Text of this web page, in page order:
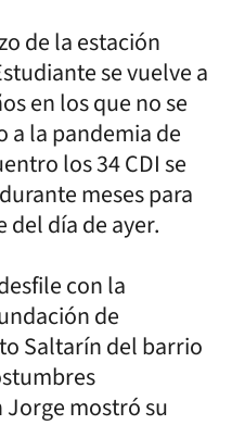
de la estación
se vuelve a
en los que no se
la pandemia de
los 34 CDI se
meses para
del día de ayer.
con la
de
Saltarín del barrio
Jorge mostró su